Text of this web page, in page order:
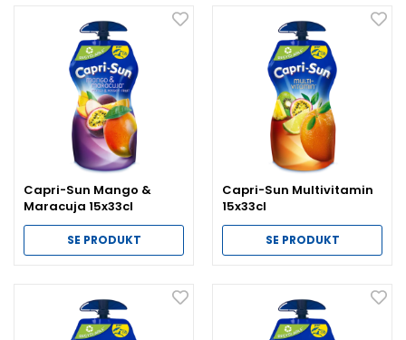
Capri-Sun Mango &
Maracuja 15x33cl
SE PRODUKT
Capri-Sun Multivitamin
15x33cl
SE PRODUKT